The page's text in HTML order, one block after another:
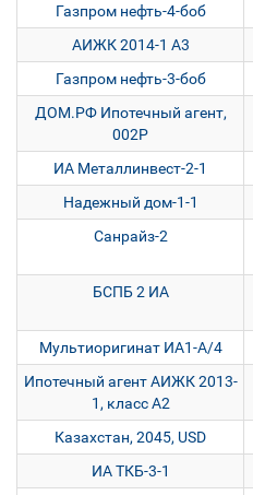
Газпром нефть-4-боб
АИЖК 2014-1 А3
Газпром нефть-3-боб
ДОМ.РФ Ипотечный агент,
002P
ИА Металлинвест-2-1
Надежный дом-1-1
Санрайз-2
БСПБ 2 ИА
Мультиоригинат ИА1-А/4
Ипотечный агент АИЖК 2013-
1, класс А2
Казахстан, 2045, USD
ИА ТКБ-3-1